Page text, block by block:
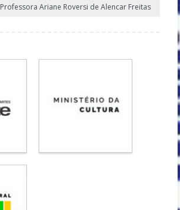
Professora Ariane Roversi de Alencar Freitas